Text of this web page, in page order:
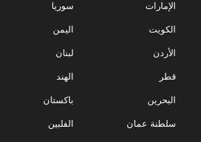
الإمارات
الكويت
الأردن
قطر
البحرين
سلطنة عمان
سوريا
اليمن
لبنان
الهند
باكستان
الفلبين